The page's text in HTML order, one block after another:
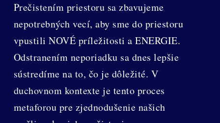
Prečistením priestoru sa zbavujeme
nepotrebných vecí, aby sme do priestoru
vpustili NOVÉ príležitosti a ENERGIE.
Odstranením neporiadku sa dnes lepšie
sústredíme na to, čo je dôležité. V
duchovnom kontexte je tento proces
metaforou pre zjednodušenie našich